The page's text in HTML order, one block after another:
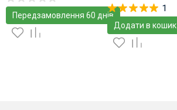
Передзамовлення 60 днів
1
Додати в кошик